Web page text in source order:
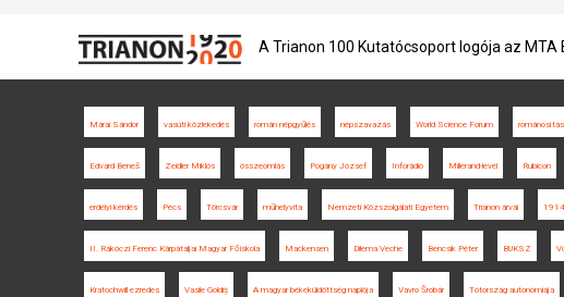
A Trianon 100 Kutatócsoport logója az
Márai Sándor vasúti közlekedés román népgyűlés népszavazás World Science Forum románosítás
Edvard Beneš Zeidler Miklós összeomlás Pogány József Inforádió Millerand-levél Rubicon
erdélyi kérdés Pécs Törcsvár műhelyvita Nemzeti Közszolgálati Egyetem Trianon árvái 1914
II. Rákóczi Ferenc Kárpátaljai Magyar Főiskola Mackensen Dilema Veche Bencsik Péter BUKSZ
Kratochwill ezredes Vasile Goldiș A magyar békeküldöttség naplója Vavro Šrobár Tótország autonómiája